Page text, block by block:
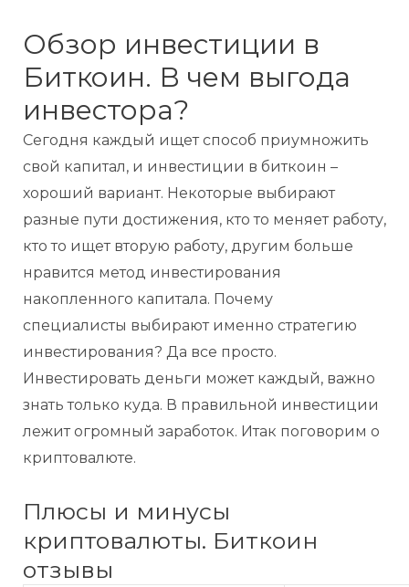
Обзор инвестиции в
Биткоин. В чем выгода
инвестора?
Сегодня каждый ищет способ приумножить
свой капитал, и инвестиции в биткоин –
хороший вариант. Некоторые выбирают
разные пути достижения, кто то меняет работу,
кто то ищет вторую работу, другим больше
нравится метод инвестирования
накопленного капитала. Почему
специалисты выбирают именно стратегию
инвестирования? Да все просто.
Инвестировать деньги может каждый, важно
знать только куда. В правильной инвестиции
лежит огромный заработок. Итак поговорим о
криптовалюте.
Плюсы и минусы
криптовалюты. Биткоин
отзывы